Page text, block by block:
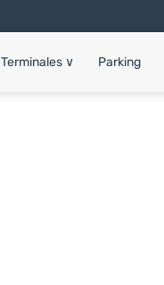
Terminales ∨ Parking